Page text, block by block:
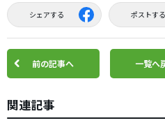
シェアする ポストする
前の記事へ 一覧へ
関連記事